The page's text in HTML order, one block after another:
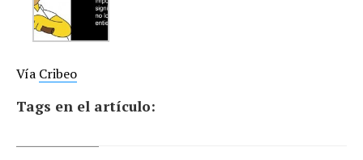
Vía Cribeo
Tags en el artículo: